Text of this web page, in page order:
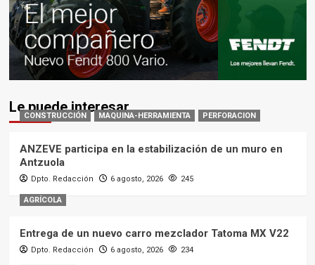
Le puede interesar
CONSTRUCCIÓN MAQUINA-HERRAMIENTA PERFORACION
ANZEVE participa en la estabilización de un muro en
Antzuola
Dpto. Redacción 6 agosto, 2026 245
AGRÍCOLA
Entrega de un nuevo carro mezclador Tatoma MX V22
Dpto. Redacción 6 agosto, 2026 234